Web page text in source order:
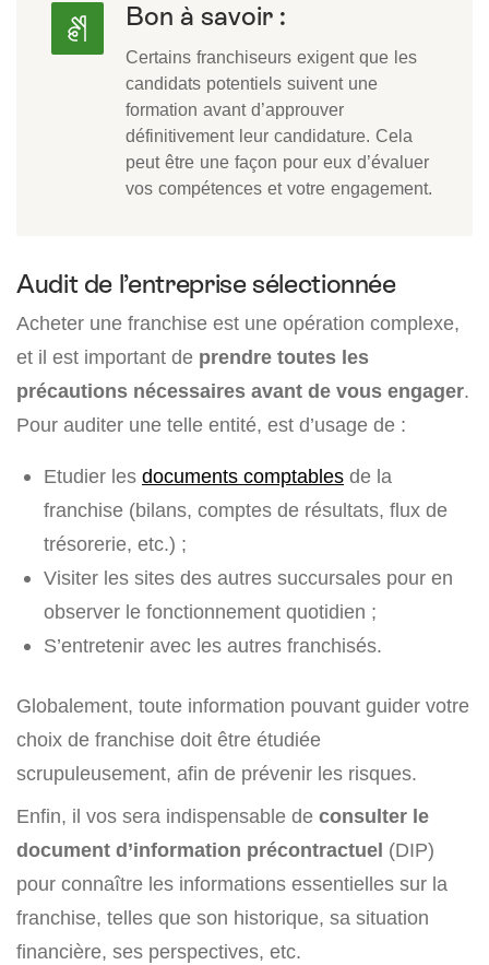
Bon à savoir :
Certains franchiseurs exigent que les
candidats potentiels suivent une
formation avant d’approuver
définitivement leur candidature. Cela
peut être une façon pour eux d’évaluer
vos compétences et votre engagement.
Audit de l’entreprise sélectionnée
Acheter une franchise est une opération complexe,
et il est important de prendre toutes les
précautions nécessaires avant de vous engager.
Pour auditer une telle entité, est d’usage de :
Etudier les documents comptables de la
franchise (bilans, comptes de résultats, flux de
trésorerie, etc.) ;
Visiter les sites des autres succursales pour en
observer le fonctionnement quotidien ;
S’entretenir avec les autres franchisés.
Globalement, toute information pouvant guider votre
choix de franchise doit être étudiée
scrupuleusement, afin de prévenir les risques.
Enfin, il vos sera indispensable de consulter le
document d’information précontractuel (DIP)
pour connaître les informations essentielles sur la
franchise, telles que son historique, sa situation
financière, ses perspectives, etc.